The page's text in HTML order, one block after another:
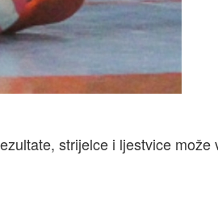
strijelce i ljestvice može